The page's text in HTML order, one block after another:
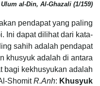
Ulum al-Din, Al-Ghazali (1/159)
pendapat yang paling
Ini dapat dilihat dari kata-
sahih adalah pendapat
khusyuk adalah di antara
bagi kekhusyukan adalah
ShomitR.Anh: Khusyuk